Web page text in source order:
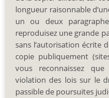
longueur raisonnable
un ou deux
reproduisez une grande
sans l’autorisation écrite
copie publiquement
vous reconnaissez
violation des lois sur le
passible de poursuites